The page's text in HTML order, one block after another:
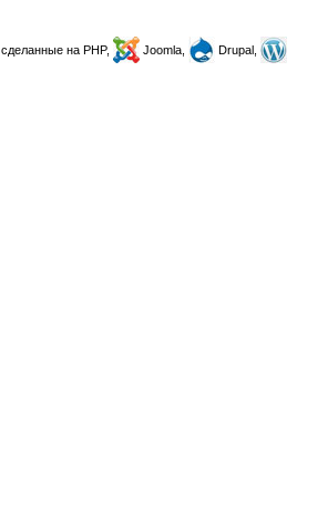
, сделанные на PHP, Joomla,
Drupal,